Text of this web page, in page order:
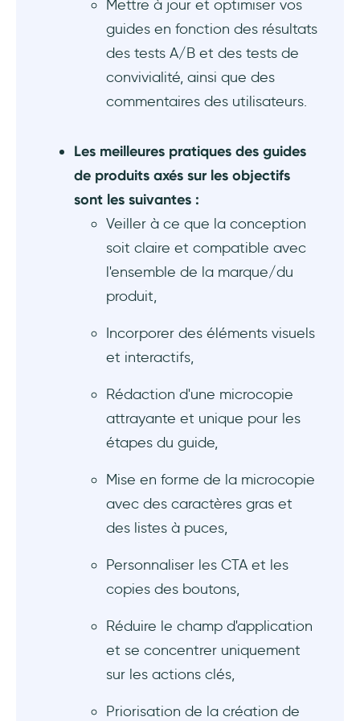
Mettre à jour et optimiser vos
guides en fonction des résultats
des tests A/B et des tests de
convivialité, ainsi que des
commentaires des utilisateurs.
Les meilleures pratiques des guides
de produits axés sur les objectifs
sont les suivantes :
Veiller à ce que la conception
soit claire et compatible avec
l'ensemble de la marque/du
produit,
Incorporer des éléments visuels
et interactifs,
Rédaction d'une microcopie
attrayante et unique pour les
étapes du guide,
Mise en forme de la microcopie
avec des caractères gras et
des listes à puces,
Personnaliser les CTA et les
copies des boutons,
Réduire le champ d'application
et se concentrer uniquement
sur les actions clés,
Priorisation de la création de